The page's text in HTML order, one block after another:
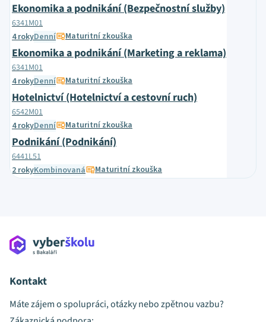
Ekonomika a podnikání (Bezpečnostní služby)
6341M01
4 rokyDenní Maturitní zkouška
Ekonomika a podnikání (Marketing a reklama)
6341M01
4 rokyDenní Maturitní zkouška
Hotelnictví (Hotelnictví a cestovní ruch)
6542M01
4 rokyDenní Maturitní zkouška
Podnikání (Podnikání)
6441L51
2 rokyKombinovaná Maturitní zkouška
Kontakt
Máte zájem o spolupráci, otázky nebo zpětnou vazbu?